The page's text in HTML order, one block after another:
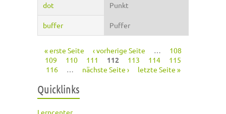
dot Punkt
buffer Puffer
Seiten
« erste Seite ‹ vorherige Seite …
108
109
110 111 112 113 114
115
116
… nächste Seite › letzte Seite »
Quicklinks
Lerncenter